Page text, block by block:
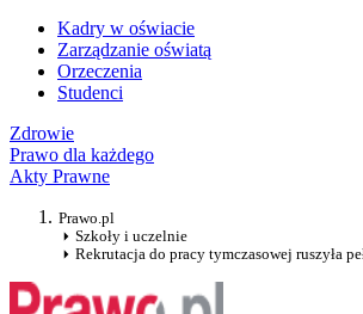
Kadry w oświacie
Zarządzanie oświatą
Orzeczenia
Studenci
Zdrowie
Prawo dla każdego
Akty Prawne
Prawo.pl
Szkoły i uczelnie
Rekrutacja do pracy tymczasowej ruszyła